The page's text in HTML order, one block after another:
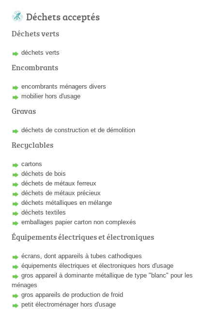
Déchets acceptés
Déchets verts
déchets verts
Encombrants
encombrants ménagers divers
mobilier hors d'usage
Gravas
déchets de construction et de démolition
Recyclables
cartons
déchets de bois
déchets de métaux ferreux
déchets de métaux précieux
déchets métalliques en mélange
déchets textiles
emballages papier carton non complexés
Équipements électriques et électroniques
écrans, dont appareils à tubes cathodiques
équipements électriques et électroniques hors d'usage
gros appareil à dominante métallique de type "blanc" pour les
ménages
gros appareils de production de froid
petit électroménager hors d'usage